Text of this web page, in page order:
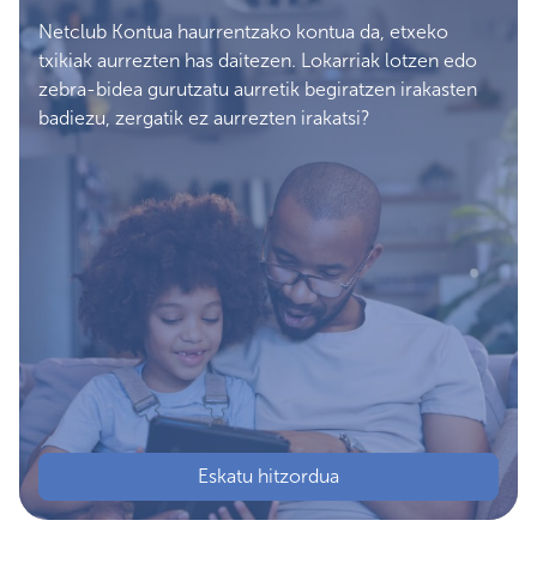
Netclub Kontua haurrentzako kontua da, etxeko
txikiak aurrezten has daitezen. Lokarriak lotzen edo
zebra-bidea gurutzatu aurretik begiratzen irakasten
badiezu, zergatik ez aurrezten irakatsi?
Eskatu hitzordua